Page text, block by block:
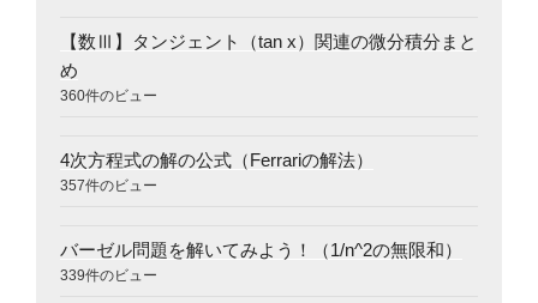
【数Ⅲ】タンジェント（tan x）関連の微分積分まと
め
360件のビュー
4次方程式の解の公式（Ferrariの解法）
357件のビュー
バーゼル問題を解いてみよう！（1/n^2の無限和）
339件のビュー